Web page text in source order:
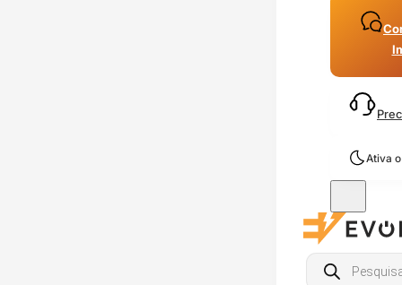
Ativa
Products
search